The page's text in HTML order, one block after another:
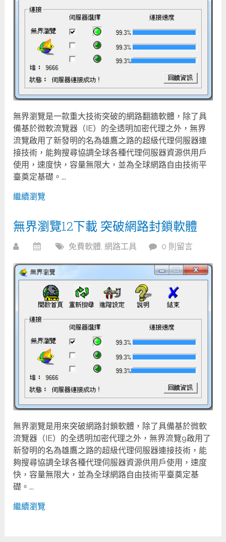
無界瀏覽是一款重大技術突破的網路翻牆軟體，除了具
備基於微軟流覽器（IE）的全透明加密代理之外，無界
流覽啟用了新發明的名為雄鷹之路的超級代理伺服器連
接技術，能夠搜尋協調全球各種代理伺服器資源供用戶
使用，速度快，容量無限大，並為全球網路自由技術平
臺奠定基礎。...
繼續瀏覽
無界瀏覽12下載 突破網路封鎖軟體
免費軟體 網路工具 0 則留言
無界瀏覽是用來突破網路封鎖軟體，除了具備基於微軟
流覽器（IE）的全透明加密代理之外，無界流覽9啟用了
新發明的名為雄鷹之路的超級代理伺服器連接技術，能
夠搜尋協調全球各種代理伺服器資源供用戶使用，速度
快，容量無限大，並為全球網路自由技術平臺奠定基
礎。...
繼續瀏覽